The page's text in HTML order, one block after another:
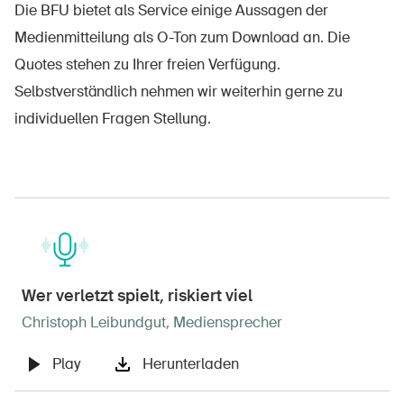
DE FR IT EN
Startseite
Die BFU bietet als Service einige Aussagen der
Medienmitteilung als O-Ton zum Download an. Die
Quotes stehen zu Ihrer freien Verfügung.
Selbstverständlich nehmen wir weiterhin gerne zu
individuellen Fragen Stellung.
Wer verletzt spielt, riskiert viel
Christoph Leibundgut, Mediensprecher
Play Herunterladen